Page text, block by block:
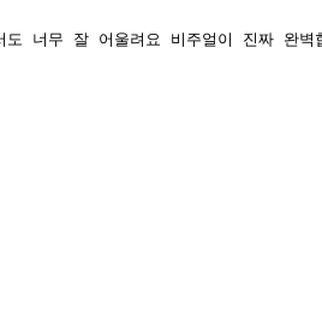
도 너무 잘 어울려요 비주얼이 진짜 완벽